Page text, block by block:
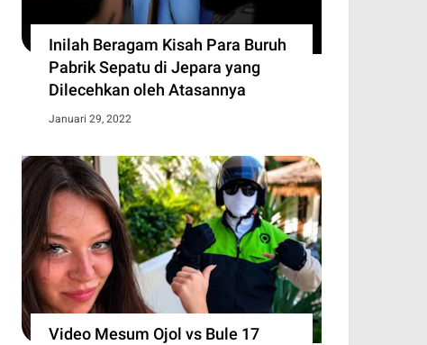
Inilah Beragam Kisah Para Buruh
Pabrik Sepatu di Jepara yang
Dilecehkan oleh Atasannya
Januari 29, 2022
Video Mesum Ojol vs Bule 17